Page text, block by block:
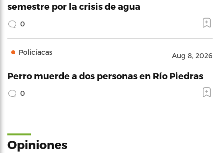
semestre por la crisis de agua
0
Policíacas Aug 8, 2026
Perro muerde a dos personas en Río Piedras
0
Opiniones